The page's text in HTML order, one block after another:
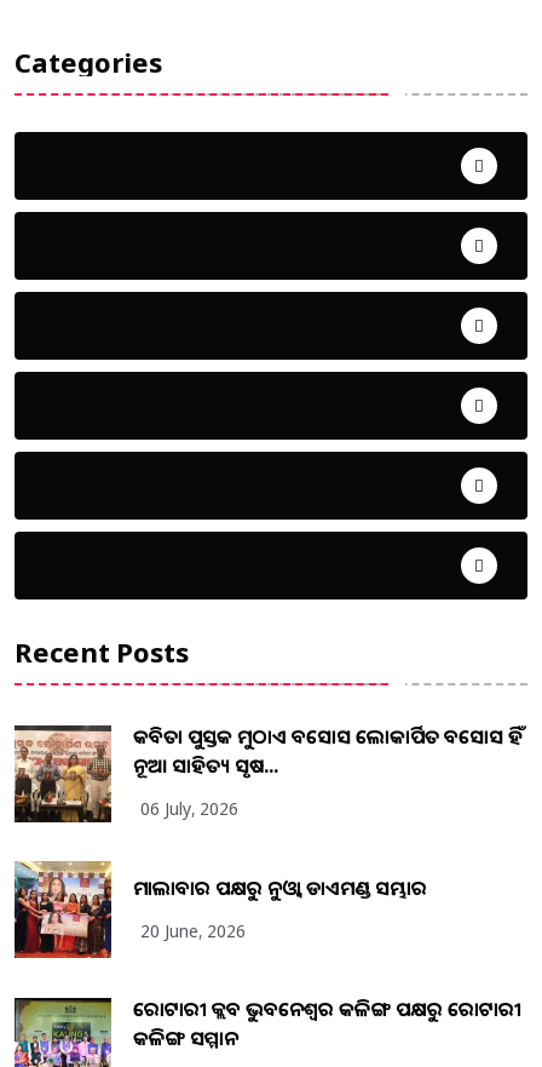
Categories
Recent Posts
କବିତା ପୁସ୍ତକ ମୁଠାଏ ଅବସୋସ ଲୋକାର୍ପିତ ଅବସୋସ ହିଁ
ନୂଆ ସାହିତ୍ୟ ସୃଷ...
06 July, 2026
ମାଲାବାର ପକ୍ଷରୁ ନୁଓ୍ବା ଡାଏମଣ୍ଡ ସମ୍ଭାର
20 June, 2026
ରୋଟାରୀ କ୍ଲବ ଭୁବନେଶ୍ୱର କଳିଙ୍ଗ ପକ୍ଷରୁ ରୋଟାରୀ
କଳିଙ୍ଗ ସମ୍ମାନ